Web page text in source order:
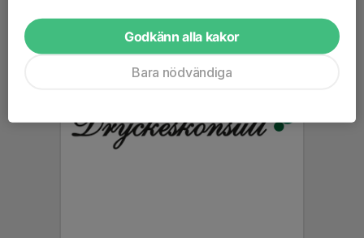
Godkänn alla kakor
Bara nödvändiga